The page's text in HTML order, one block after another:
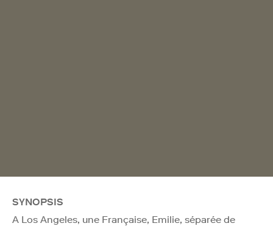
SYNOPSIS
A Los Angeles, une Française, Emilie, séparée de